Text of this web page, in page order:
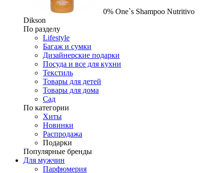
0% One`s Shampoo Nutritivo
Dikson
По разделу
Lifestyle
Багаж и сумки
Дизайнерские подарки
Посуда и все для кухни
Текстиль
Товары для детей
Товары для дома
Сад
По категории
Хиты
Новинки
Распродажа
Подарки
Популярные бренды
Для мужчин
Парфюмерия